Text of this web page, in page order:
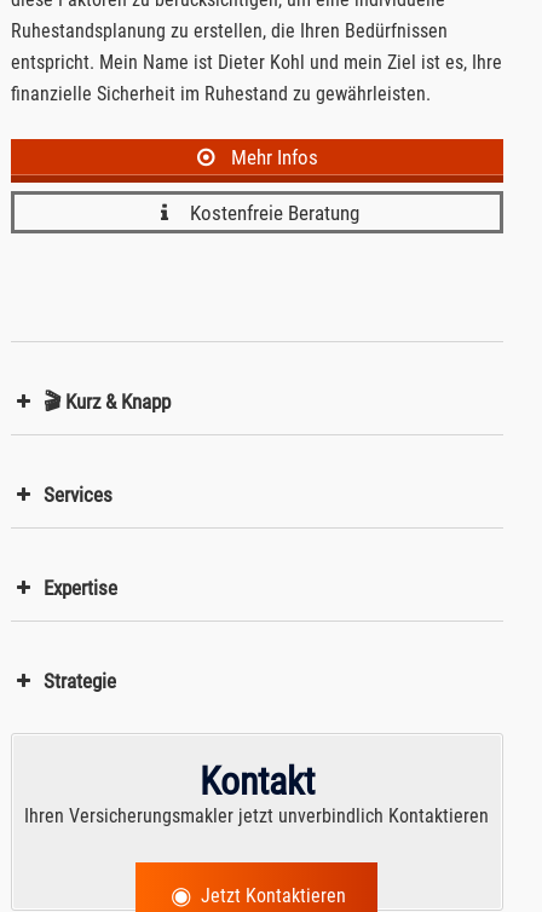
Ruhestandsplanung zu erstellen, die Ihren Bedürfnissen
entspricht. Mein Name ist Dieter Kohl und mein Ziel ist es, Ihre
finanzielle Sicherheit im Ruhestand zu gewährleisten.
Mehr Infos
Kostenfreie Beratung
🎬 Kurz & Knapp
Services
Expertise
Strategie
Kontakt
Ihren Versicherungsmakler jetzt unverbindlich Kontaktieren
Jetzt Kontaktieren